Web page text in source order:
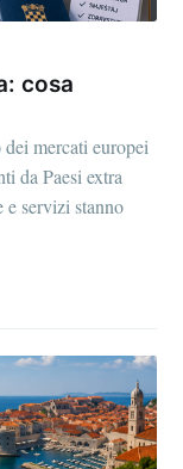
cosa
mercati europei
da Paesi extra
servizi stanno